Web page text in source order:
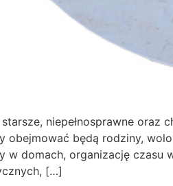
niepełnosprawne oraz
obejmować będą rodziny,
w domach, organizację czasu
[…]